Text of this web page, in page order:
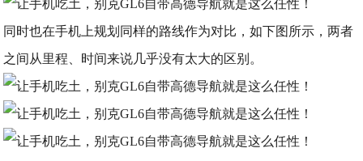
同时也在手机上规划同样的路线作为对比，如下图所示，两者
之间从里程、时间来说几乎没有太大的区别。